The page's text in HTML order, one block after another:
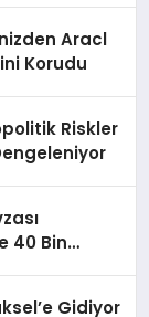
Aracl
Korudu
Riskler
40 Bin
Gidiyor